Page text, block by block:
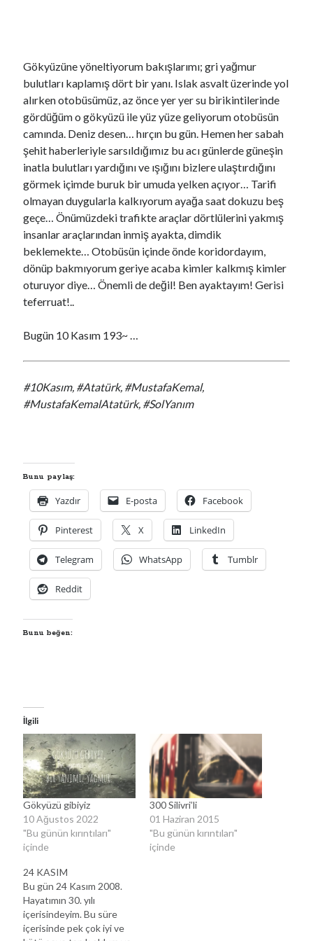
YouTube Kanalımdan Önerilen Video
Video
oynatıcı
Kategoriler
Gökyüzüne yöneltiyorum bakışlarımı; gri yağmur
bulutları kaplamış dört bir yanı. Islak asvalt üzerinde yol
alırken otobüsümüz, az önce yer yer su birikintilerinde
gördüğüm o gökyüzü ile yüz yüze geliyorum otobüsün
camında. Deniz desen… hırçın bu gün. Hemen her sabah
şehit haberleriyle sarsıldığımız bu acı günlerde güneşin
inatla bulutları yardığını ve ışığını bizlere ulaştırdığını
görmek içimde buruk bir umuda yelken açıyor… Tarifi
olmayan duygularla kalkıyorum ayağa saat dokuzu beş
geçe… Önümüzdeki trafikte araçlar dörtlülerini yakmış
insanlar araçlarından inmiş ayakta, dimdik
beklemekte… Otobüsün içinde önde koridordayım,
dönüp bakmıyorum geriye acaba kimler kalkmış kimler
oturuyor diye… Önemli de değil! Ben ayaktayım! Gerisi
teferruat!..
Bugün 10 Kasım 193~ …
#10Kasım, #Atatürk, #MustafaKemal,
#MustafaKemalAtatürk, #SolYanım
Bunu paylaş:
Yazdır E-posta Facebook
Pinterest X LinkedIn
Telegram WhatsApp Tumblr
Reddit
Bunu beğen:
İlgili
Gökyüzü gibiyiz
10 Ağustos 2022
"Bu günün kırıntıları"
içinde
300 Silivri’li
01 Haziran 2015
"Bu günün kırıntıları"
içinde
24 KASIM
Bu gün 24 Kasım 2008.
Hayatımın 30. yılı
içerisindeyim. Bu süre
içerisinde pek çok iyi ve